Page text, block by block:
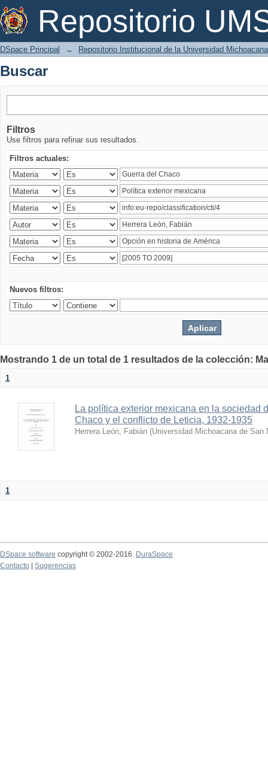
Repositorio
Buscar
DSpace Principal → Repositorio Institucional de la Universidad
Buscar
Filtros
Use filtros para refinar sus resultados.
Filtros actuales:
Nuevos filtros:
Mostrando 1 de un total de 1 resultados de la colección:
1
La política exterior mexicana en la sociedad
Chaco y el conflicto de Leticia, 1932-1935
Herrera León, Fabián (Universidad Michoacana de San
1
DSpace software copyright © 2002-2016
DuraSpace
Contacto
Sugerencias